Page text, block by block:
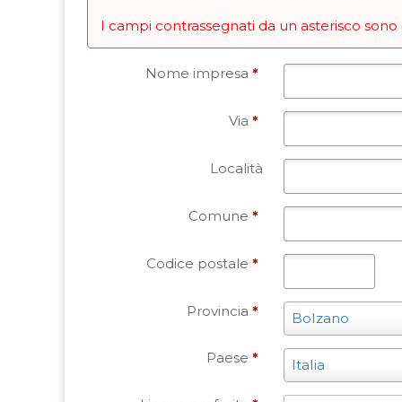
I campi contrassegnati da un asterisco
Nome impresa *
Via *
Località
Comune *
Codice postale *
Provincia * Bolzano
Provincia
*
Paese * Italia
Paese
*